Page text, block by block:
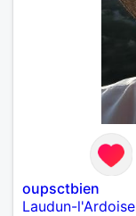
oupsctbien
Laudun-l'Ardoise